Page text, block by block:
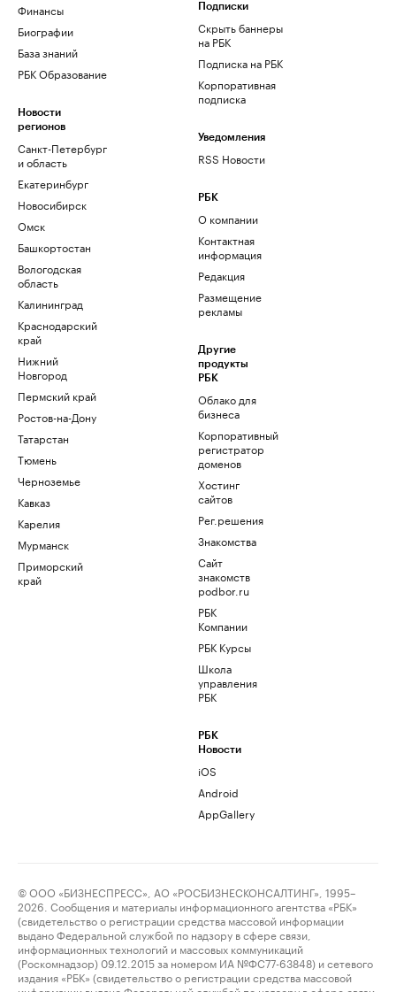
Финансы
Биографии
База знаний
РБК Образование
Новости
регионов
Санкт-Петербург
и область
Екатеринбург
Новосибирск
Омск
Башкортостан
Вологодская
область
Калининград
Краснодарский
край
Нижний
Новгород
Пермский край
Ростов-на-Дону
Татарстан
Тюмень
Черноземье
Кавказ
Карелия
Мурманск
Приморский
край
Подписки
Скрыть баннеры
на РБК
Подписка на РБК
Корпоративная
подписка
Уведомления
RSS Новости
РБК
О компании
Контактная
информация
Редакция
Размещение
рекламы
Другие
продукты
РБК
Облако для
бизнеса
Корпоративный
регистратор
доменов
Хостинг
сайтов
Рег.решения
Знакомства
Сайт
знакомств
podbor.ru
РБК
Компании
РБК Курсы
Школа
управления
РБК
РБК
Новости
iOS
Android
AppGallery
© ООО «БИЗНЕСПРЕСС», АО «РОСБИЗНЕСКОНСАЛТИНГ», 1995–
2026. Сообщения и материалы информационного агентства «РБК»
(свидетельство о регистрации средства массовой информации
выдано Федеральной службой по надзору в сфере связи,
информационных технологий и массовых коммуникаций
(Роскомнадзор) 09.12.2015 за номером ИА №ФС77-63848) и сетевого
издания «РБК» (свидетельство о регистрации средства массовой